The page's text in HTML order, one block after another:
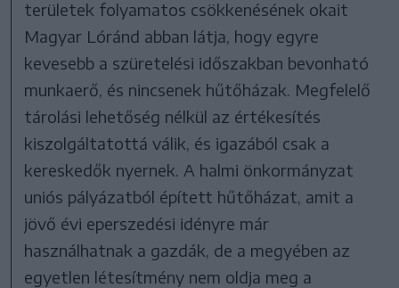
területek folyamatos csökkenésének okait
Magyar Lóránd abban látja, hogy egyre
kevesebb a szüretelési időszakban bevonható
munkaerő, és nincsenek hűtőházak. Megfelelő
tárolási lehetőség nélkül az értékesítés
kiszolgáltatottá válik, és igazából csak a
kereskedők nyernek. A halmi önkormányzat
uniós pályázatból épített hűtőházat, amit a
jövő évi eperszedési idényre már
használhatnak a gazdák, de a megyében az
egyetlen létesítmény nem oldja meg a